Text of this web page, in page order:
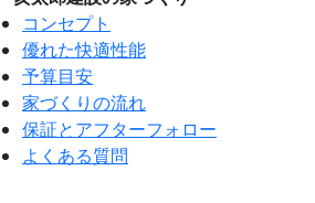
コンセプト
優れた快適性能
予算目安
家づくりの流れ
保証とアフターフォロー
よくある質問